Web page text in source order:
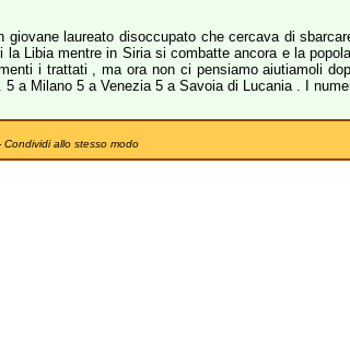
laureato disoccupato che cercava di
Libia mentre in Siria si combatte ancora e la
i trattati , ma ora non ci pensiamo aiutiamoli
a Milano 5 a Venezia 5 a Savoia di Lucania . I
allo stesso modo